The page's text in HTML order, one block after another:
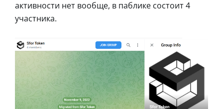
активности нет вообще, в паблике состоит 4
участника.